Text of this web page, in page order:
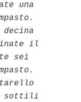
una
il
sei
sottili